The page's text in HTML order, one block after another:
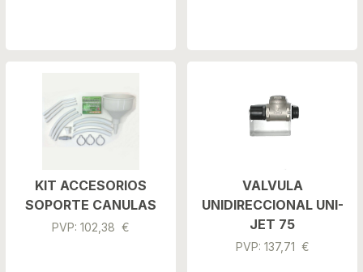
KIT ACCESORIOS
SOPORTE CANULAS
PVP: 102,38 €
VALVULA
UNIDIRECCIONAL UNI-
JET 75
PVP: 137,71 €